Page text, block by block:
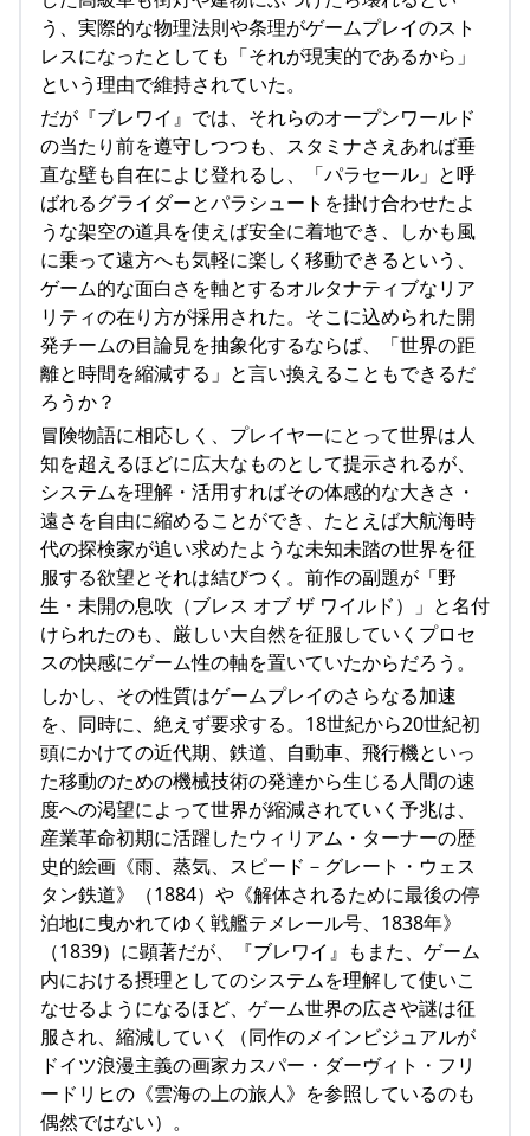
う、実際的な物理法則や条理がゲームプレイのスト
レスになったとしても「それが現実的であるから」
という理由で維持されていた。
だが『ブレワイ』では、それらのオープンワールド
の当たり前を遵守しつつも、スタミナさえあれば垂
直な壁も自在によじ登れるし、「パラセール」と呼
ばれるグライダーとパラシュートを掛け合わせたよ
うな架空の道具を使えば安全に着地でき、しかも風
に乗って遠方へも気軽に楽しく移動できるという、
ゲーム的な面白さを軸とするオルタナティブなリア
リティの在り方が採用された。そこに込められた開
発チームの目論見を抽象化するならば、「世界の距
離と時間を縮減する」と言い換えることもできるだ
ろうか？
冒険物語に相応しく、プレイヤーにとって世界は人
知を超えるほどに広大なものとして提示されるが、
システムを理解・活用すればその体感的な大きさ・
遠さを自由に縮めることができ、たとえば大航海時
代の探検家が追い求めたような未知未踏の世界を征
服する欲望とそれは結びつく。前作の副題が「野
生・未開の息吹（ブレス オブ ザ ワイルド）」と名付
けられたのも、厳しい大自然を征服していくプロセ
スの快感にゲーム性の軸を置いていたからだろう。
しかし、その性質はゲームプレイのさらなる加速
を、同時に、絶えず要求する。18世紀から20世紀初
頭にかけての近代期、鉄道、自動車、飛行機といっ
た移動のための機械技術の発達から生じる人間の速
度への渇望によって世界が縮減されていく予兆は、
産業革命初期に活躍したウィリアム・ターナーの歴
史的絵画《雨、蒸気、スピード－グレート・ウェス
タン鉄道》（1884）や《解体されるために最後の停
泊地に曳かれてゆく戦艦テメレール号、1838年》
（1839）に顕著だが、『ブレワイ』もまた、ゲーム
内における摂理としてのシステムを理解して使いこ
なせるようになるほど、ゲーム世界の広さや謎は征
服され、縮減していく（同作のメインビジュアルが
ドイツ浪漫主義の画家カスパー・ダーヴィト・フリ
ードリヒの《雲海の上の旅人》を参照しているのも
偶然ではない）。